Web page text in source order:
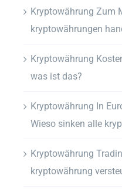
Kryptowährung Zum
kryptowährungen
Kryptowährung
was ist das?
Kryptowährung In
Wieso sinken alle
Kryptowährung
kryptowährung